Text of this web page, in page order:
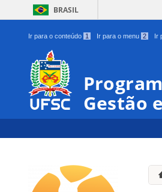
BRASIL
Ir para o conteúdo 1 Ir para o menu 2 Ir
Gestão